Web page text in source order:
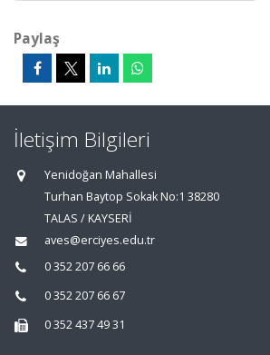
Paylaş
İletişim Bilgileri
Yenidoğan Mahallesi
Turhan Baytop Sokak No:1 38280
TALAS / KAYSERİ
aves@erciyes.edu.tr
0 352 207 66 66
0 352 207 66 67
0 352 437 49 31